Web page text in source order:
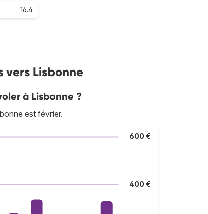
16.4
vers Lisbonne
à Lisbonne ?
est février.
400 €
600 €